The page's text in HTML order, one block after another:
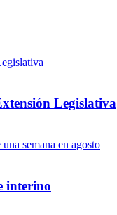
Legislativa
interino